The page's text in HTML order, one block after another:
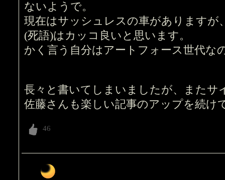
ないようで。
現在はサッシュレスの車がありますが
(死語)はカッコ良いと思います。
かく言う自分はアートフォース世代な
長々と書いてしまいましたが、またサ
佐藤さんも楽しい記事のアップを続け